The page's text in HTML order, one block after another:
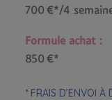
700 €*/4
Formule achat :
850 €*
* FRAIS D’ENVOI